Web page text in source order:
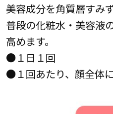
美容成分を角質層すみ
普段の化粧水・美容液
高めます。
●１日１回
●１回あたり、顔全体